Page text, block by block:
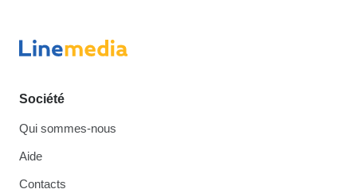
Société
Qui sommes-nous
Aide
Contacts